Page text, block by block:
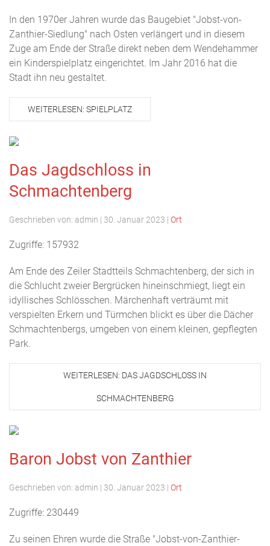
In den 1970er Jahren wurde das Baugebiet "Jobst-von-
Zanthier-Siedlung" nach Osten verlängert und in diesem
Zuge am Ende der Straße direkt neben dem Wendehammer
ein Kinderspielplatz eingerichtet. Im Jahr 2016 hat die
Stadt ihn neu gestaltet.
WEITERLESEN: SPIELPLATZ
Das Jagdschloss in
Schmachtenberg
Geschrieben von: admin | 30. Januar 2023 | Ort
Zugriffe: 157932
Am Ende des Zeiler Stadtteils Schmachtenberg, der sich in
die Schlucht zweier Bergrücken hineinschmiegt, liegt ein
idyllisches Schlösschen. Märchenhaft verträumt mit
verspielten Erkern und Türmchen blickt es über die Dächer
Schmachtenbergs, umgeben von einem kleinen, gepflegten
Park.
WEITERLESEN: DAS JAGDSCHLOSS IN
SCHMACHTENBERG
Baron Jobst von Zanthier
Geschrieben von: admin | 30. Januar 2023 | Ort
Zugriffe: 230449
Zu seinen Ehren wurde die Straße "Jobst-von-Zanthier-